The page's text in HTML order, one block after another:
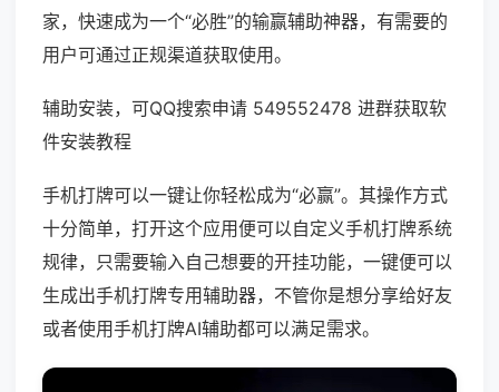
家，快速成为一个“必胜”的输赢辅助神器，有需要的
用户可通过正规渠道获取使用。
辅助安装，可QQ搜索申请 549552478 进群获取软
件安装教程
手机打牌可以一键让你轻松成为“必赢”。其操作方式
十分简单，打开这个应用便可以自定义手机打牌系统
规律，只需要输入自己想要的开挂功能，一键便可以
生成出手机打牌专用辅助器，不管你是想分享给好友
或者使用手机打牌AI辅助都可以满足需求。